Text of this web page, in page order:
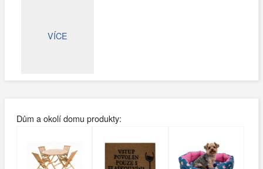
VÍCE
Dům a okolí domu produkty: